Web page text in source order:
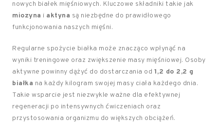
nowych białek mięśniowych. Kluczowe składniki takie jak
miozyna i aktyna są niezbędne do prawidłowego
funkcjonowania naszych mięśni.
Regularne spożycie białka może znacząco wpłynąć na
wyniki treningowe oraz zwiększenie masy mięśniowej. Osoby
aktywne powinny dążyć do dostarczania od 1,2 do 2,2 g
białka na każdy kilogram swojej masy ciała każdego dnia.
Takie wsparcie jest niezwykle ważne dla efektywnej
regeneracji po intensywnych ćwiczeniach oraz
przystosowania organizmu do większych obciążeń.